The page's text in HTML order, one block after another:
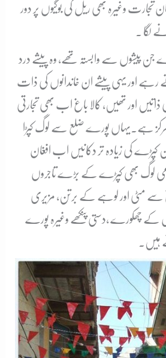
کو ہوا سامان تجارت وغیرہ بھی ریل کی بوگیوں پر دور
لگا ۔
جن پیشوں سے وابستہ تھے، وہ پیشے درد
رہے اور یہی پیشے ان خاندانوں کی ذات
ذاتیں اور تھیں، کالا باغ اب بھی تجارتی
مرکز ہے۔یہاں پورے ضلع سے لوگ کپڑا
کی زیادہ تر دکانیں اب افغان
لوگ بھی کپڑے کے بڑے تاجروں
سے مٹی اور لوہے کے برتن، مزیری
کے چھکورے ،دستی پنکھے وغیرہ پورے
ہیں۔